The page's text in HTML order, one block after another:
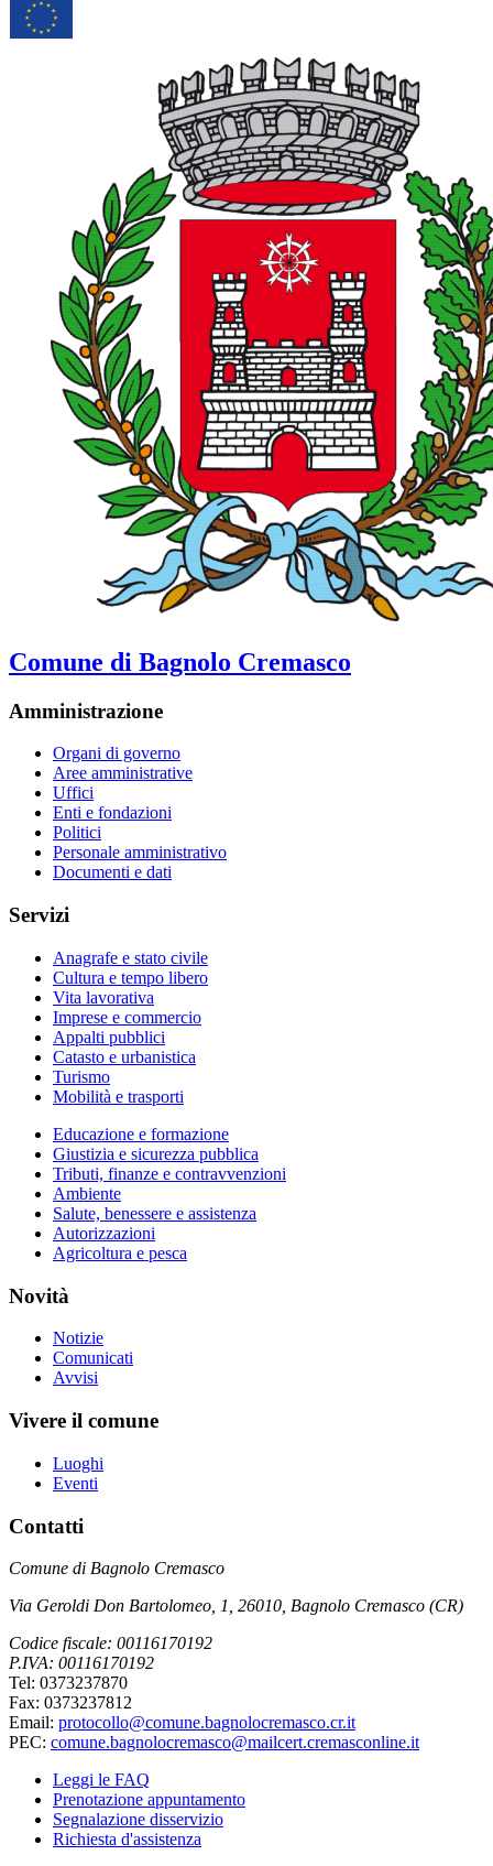
Comune di Bagnolo Cremasco
Amministrazione
Organi di governo
Aree amministrative
Uffici
Enti e fondazioni
Politici
Personale amministrativo
Documenti e dati
Servizi
Anagrafe e stato civile
Cultura e tempo libero
Vita lavorativa
Imprese e commercio
Appalti pubblici
Catasto e urbanistica
Turismo
Mobilità e trasporti
Educazione e formazione
Giustizia e sicurezza pubblica
Tributi, finanze e contravvenzioni
Ambiente
Salute, benessere e assistenza
Autorizzazioni
Agricoltura e pesca
Novità
Notizie
Comunicati
Avvisi
Vivere il comune
Luoghi
Eventi
Contatti
Comune di Bagnolo Cremasco
Via Geroldi Don Bartolomeo, 1, 26010, Bagnolo Cremasco (CR)
Codice fiscale: 00116170192
P.IVA: 00116170192
Tel: 0373237870
Fax: 0373237812
Email: protocollo@comune.bagnolocremasco.cr.it
PEC: comune.bagnolocremasco@mailcert.cremasconline.it
Leggi le FAQ
Prenotazione appuntamento
Segnalazione disservizio
Richiesta d'assistenza